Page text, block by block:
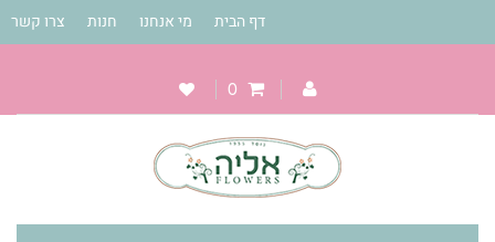
דף הבית מי אנחנו חנות צרו קשר
0